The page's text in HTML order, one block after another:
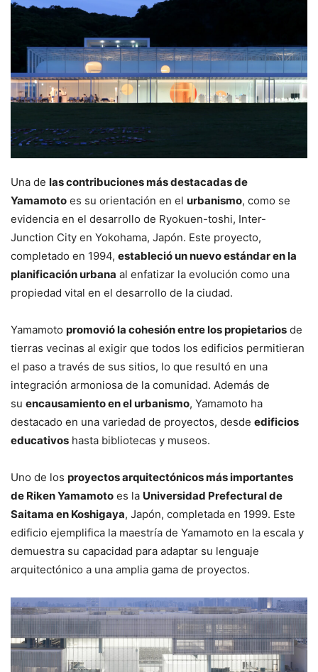
Una de las contribuciones más destacadas de
Yamamoto es su orientación en el urbanismo, como se
evidencia en el desarrollo de Ryokuen-toshi, Inter-
Junction City en Yokohama, Japón. Este proyecto,
completado en 1994, estableció un nuevo estándar en la
planificación urbana al enfatizar la evolución como una
propiedad vital en el desarrollo de la ciudad.
Yamamoto promovió la cohesión entre los propietarios de
tierras vecinas al exigir que todos los edificios permitieran
el paso a través de sus sitios, lo que resultó en una
integración armoniosa de la comunidad. Además de
su encausamiento en el urbanismo, Yamamoto ha
destacado en una variedad de proyectos, desde edificios
educativos hasta bibliotecas y museos.
Uno de los proyectos arquitectónicos más importantes
de Riken Yamamoto es la Universidad Prefectural de
Saitama en Koshigaya, Japón, completada en 1999. Este
edificio ejemplifica la maestría de Yamamoto en la escala y
demuestra su capacidad para adaptar su lenguaje
arquitectónico a una amplia gama de proyectos.